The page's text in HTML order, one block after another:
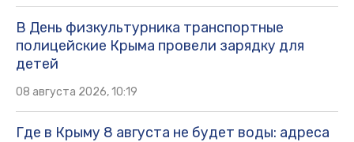
В День физкультурника транспортные
полицейские Крыма провели зарядку для
детей
08 августа 2026, 10:19
Где в Крыму 8 августа не будет воды: адреса